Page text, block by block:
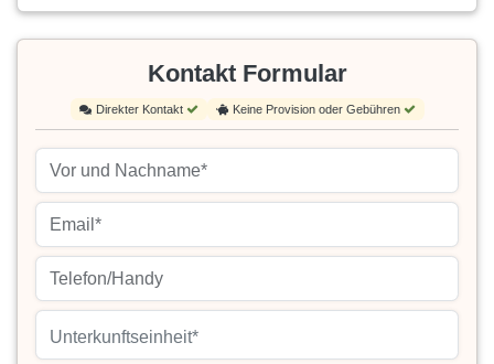
Kontakt Formular
Direkter Kontakt Keine Provision oder Gebühren
Unterkunftseinheit*